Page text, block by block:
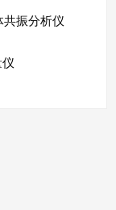
共振分析仪